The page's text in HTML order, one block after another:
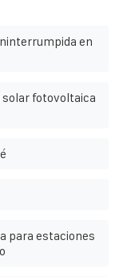
en
solar fotovoltaica
para estaciones